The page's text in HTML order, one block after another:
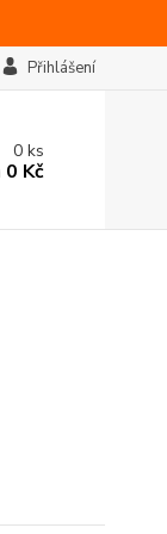
Přihlášení
0ks
0 Kč